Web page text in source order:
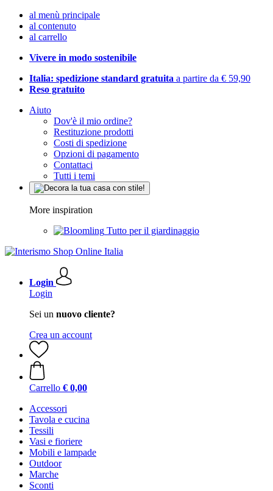
al menù principale
al contenuto
al carrello
Vivere in modo sostenibile
Italia: spedizione standard gratuita a partire da € 59,90
Reso gratuito
Aiuto
Dov'è il mio ordine?
Restituzione prodotti
Costi di spedizione
Opzioni di pagamento
Contattaci
Tutti i temi
More inspiration
Tutto per il giardinaggio
Login
Login
Sei un nuovo cliente?
Crea un account
Carrello € 0,00
Accessori
Tavola e cucina
Tessili
Vasi e fioriere
Mobili e lampade
Outdoor
Marche
Sconti